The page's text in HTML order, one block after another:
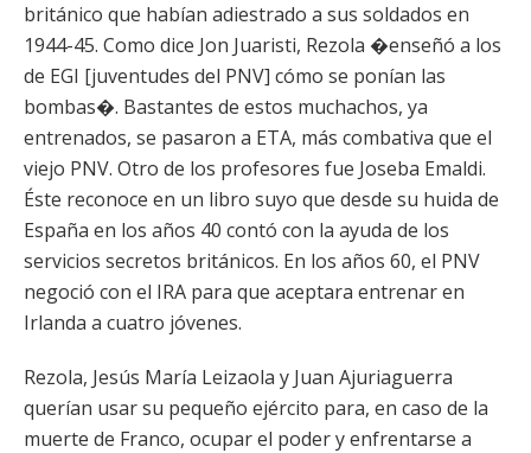
británico que habían adiestrado a sus soldados en
1944-45. Como dice Jon Juaristi, Rezola �enseñó a los
de EGI [juventudes del PNV] cómo se ponían las
bombas�. Bastantes de estos muchachos, ya
entrenados, se pasaron a ETA, más combativa que el
viejo PNV. Otro de los profesores fue Joseba Emaldi.
Éste reconoce en un libro suyo que desde su huida de
España en los años 40 contó con la ayuda de los
servicios secretos británicos. En los años 60, el PNV
negoció con el IRA para que aceptara entrenar en
Irlanda a cuatro jóvenes.
Rezola, Jesús María Leizaola y Juan Ajuriaguerra
querían usar su pequeño ejército para, en caso de la
muerte de Franco, ocupar el poder y enfrentarse a